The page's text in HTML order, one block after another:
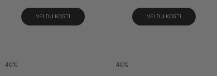
VELDU KOSTI VELDU KOSTI
40% 40%